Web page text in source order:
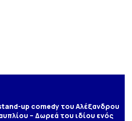
up comedy του Αλέξανδρου
– Δωρεά του ιδίου ενός